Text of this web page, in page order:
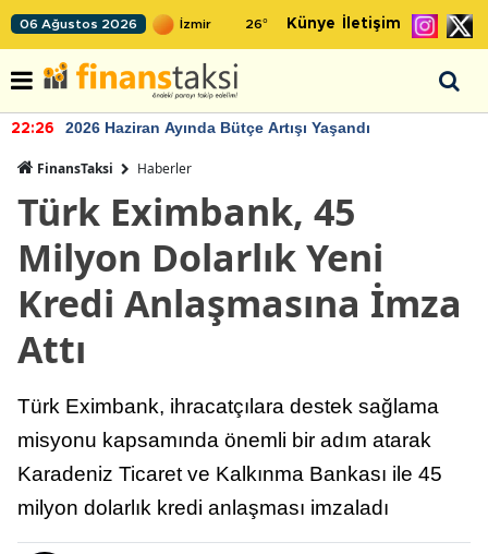
06 Ağustos 2026 26° Künye İletişim
22:26 2026 Haziran Ayında Bütçe Artışı Yaşandı
FinansTaksi Haberler
Türk Eximbank, 45
Milyon Dolarlık Yeni
Kredi Anlaşmasına İmza
Attı
Türk Eximbank, ihracatçılara destek sağlama
misyonu kapsamında önemli bir adım atarak
Karadeniz Ticaret ve Kalkınma Bankası ile 45
milyon dolarlık kredi anlaşması imzaladı